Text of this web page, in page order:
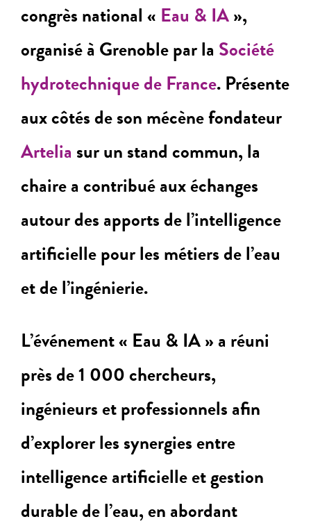
congrès national « Eau & IA»,
organisé à Grenoble par la Société
hydrotechnique de France. Présente
aux côtés de son mécène fondateur
Artelia sur un stand commun, la
chaire a contribué aux échanges
autour des apports de l’intelligence
artificielle pour les métiers de l’eau
et de l’ingénierie.
L’événement « Eau & IA » a réuni
près de 1 000 chercheurs,
ingénieurs et professionnels afin
d’explorer les synergies entre
intelligence artificielle et gestion
durable de l’eau, en abordant